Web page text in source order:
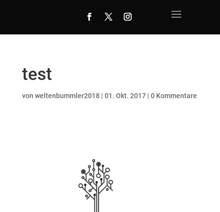
test
von weltenbummler2018| 01. Okt. 2017| 0 Kommentare